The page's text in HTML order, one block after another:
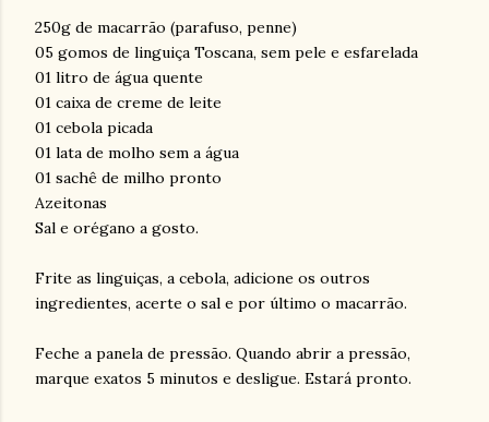
250g de macarrão (parafuso, penne)
05 gomos de linguiça Toscana, sem pele e esfarelada
01 litro de água quente
01 caixa de creme de leite
01 cebola picada
01 lata de molho sem a água
01 sachê de milho pronto
Azeitonas
Sal e orégano a gosto.
Frite as linguiças, a cebola, adicione os outros
ingredientes, acerte o sal e por último o macarrão.
Feche a panela de pressão. Quando abrir a pressão,
marque exatos 5 minutos e desligue. Estará pronto.